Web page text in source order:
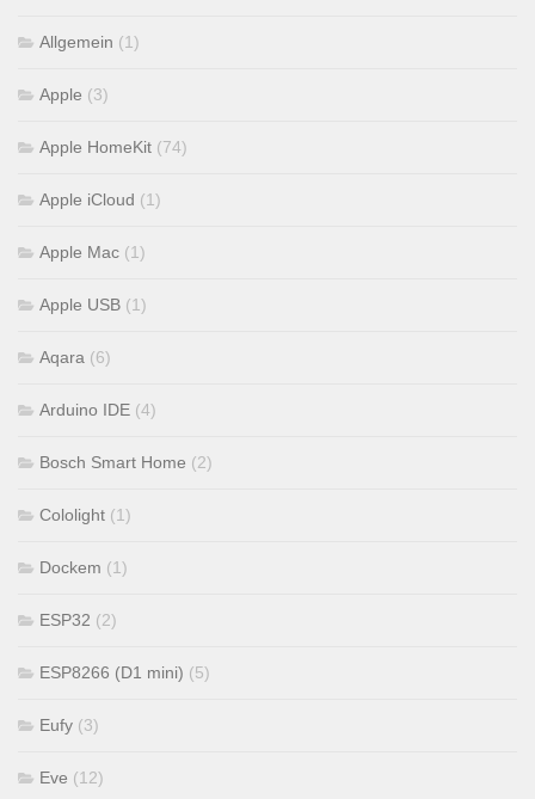
Allgemein (1)
Apple (3)
Apple HomeKit (74)
Apple iCloud (1)
Apple Mac (1)
Apple USB (1)
Aqara (6)
Arduino IDE (4)
Bosch Smart Home (2)
Cololight (1)
Dockem (1)
ESP32 (2)
ESP8266 (D1 mini) (5)
Eufy (3)
Eve (12)